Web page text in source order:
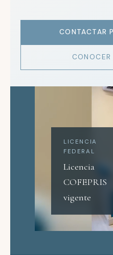
CONTACTAR
LICENCIA
FEDERAL
Licencia
COFEPRIS
vigente